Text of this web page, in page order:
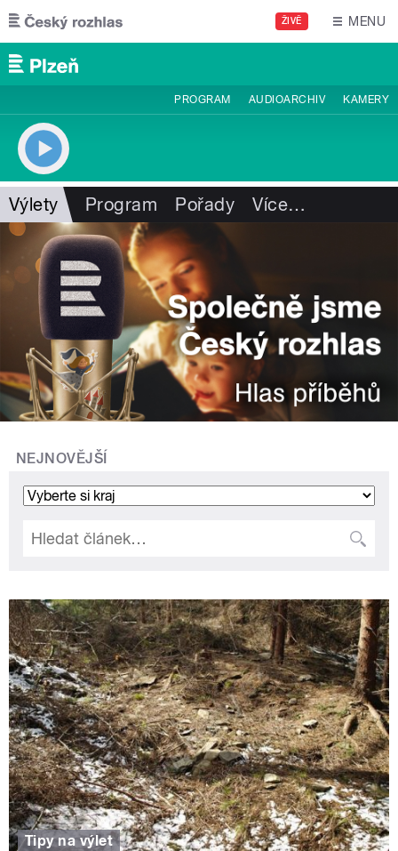
Přejít k hlavnímu obsahu
ŽIVĚ MENU
PROGRAM AUDIOARCHIV KAMERY
Výlety Program Pořady Více…
NEJNOVĚJŠÍ
Tipy na výlet